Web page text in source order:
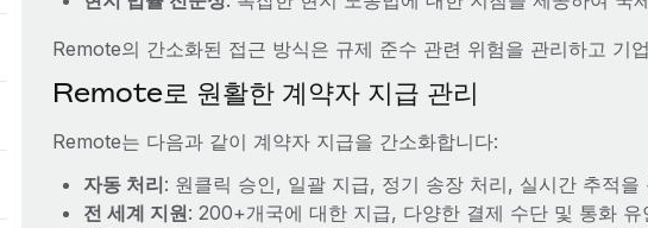
Remote의 간소화된 접근 방식은 규제 준수 관련 위험을 관리하고 기
Remote로 원활한 계약자 지급 관리
Remote는 다음과 같이 계약자 지급을 간소화합니다:
자동 처리: 원클릭 승인, 일괄 지급, 정기 송장 처리, 실시간 추적
전 세계 지원: 200+개국에 대한 지급, 다양한 결제 수단 및 통화 유